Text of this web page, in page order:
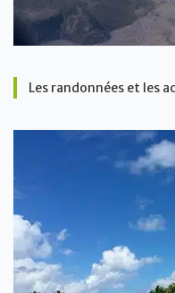
Les randonnées et les